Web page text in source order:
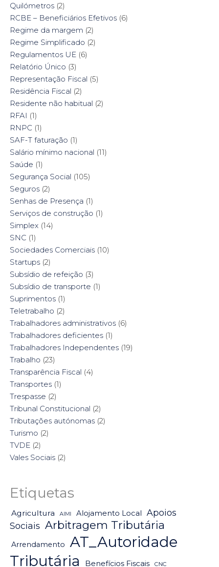
Quilómetros (2)
RCBE – Beneficiários Efetivos (6)
Regime da margem (2)
Regime Simplificado (2)
Regulamentos UE (6)
Relatório Único (3)
Representação Fiscal (5)
Residência Fiscal (2)
Residente não habitual (2)
RFAI (1)
RNPC (1)
SAF-T faturação (1)
Salário mínimo nacional (11)
Saúde (1)
Segurança Social (105)
Seguros (2)
Senhas de Presença (1)
Serviços de construção (1)
Simplex (14)
SNC (1)
Sociedades Comerciais (10)
Startups (2)
Subsídio de refeição (3)
Subsídio de transporte (1)
Suprimentos (1)
Teletrabalho (2)
Trabalhadores administrativos (6)
Trabalhadores deficientes (1)
Trabalhadores Independentes (19)
Trabalho (23)
Transparência Fiscal (4)
Transportes (1)
Trespasse (2)
Tribunal Constitucional (2)
Tributações autónomas (2)
Turismo (2)
TVDE (2)
Vales Sociais (2)
Etiquetas
Agricultura AIMI Alojamento Local
Apoios
Sociais Arbitragem Tributária
Arrendamento
AT_Autoridade
Tributária
Benefícios Fiscais CNC